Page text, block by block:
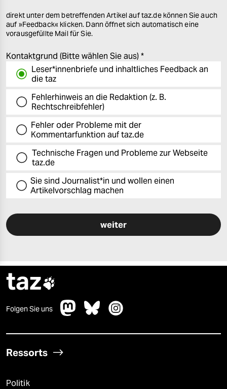
direkt unter dem betreffenden Artikel auf taz.de können Sie auch
auf »Feedback« klicken. Dann öffnet sich automatisch eine
vorausgefüllte Mail für Sie.
Kontaktgrund (Bitte wählen Sie aus)*
Leser*innenbriefe und inhaltliches Feedback an
die taz
Fehlerhinweis an die Redaktion (z. B.
Rechtschreibfehler)
Fehler oder Probleme mit der
Kommentarfunktion auf taz.de
Technische Fragen und Probleme zur Webseite
taz.de
Sie sind Journalist*in und wollen einen
Artikelvorschlag machen
taz
Folgen Sie uns
Ressorts
Politik